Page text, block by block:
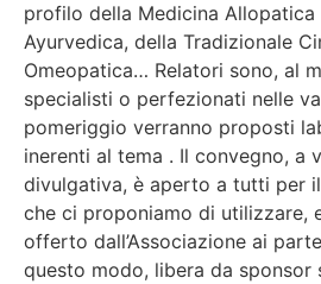
profilo della Medicina Allopatica
Ayurvedica, della Tradizionale
Omeopatica… Relatori sono, al
specialisti o perfezionati nelle
pomeriggio verranno proposti
inerenti al tema . Il convegno, a
divulgativa, è aperto a tutti per
che ci proponiamo di utilizzare,
offerto dall’Associazione ai
questo modo, libera da sponsor